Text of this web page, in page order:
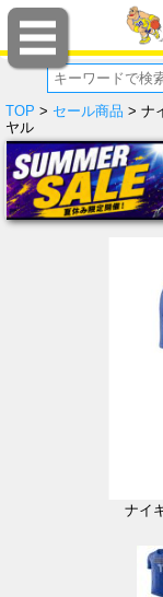
TOP > セール商品 > ナ
ヤル
ナイ